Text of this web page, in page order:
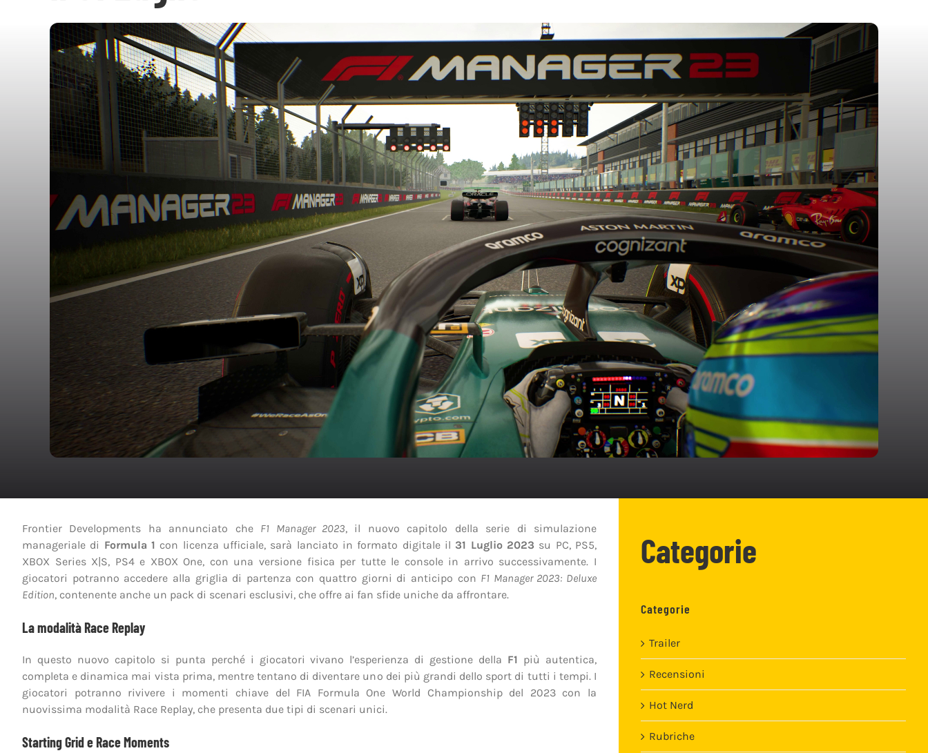
Frontier Developments ha annunciato che F1 Manager 2023, il nuovo capitolo della serie di simulazione
manageriale di Formula 1 con licenza ufficiale, sarà lanciato in formato digitale il31 Luglio 2023 su PC, PS5,
XBOX Series X|S, PS4 e XBOX One, con una versione fisica per tutte le console in arrivo successivamente. I
giocatori potranno accedere alla griglia di partenza con quattro giorni di anticipo con F1 Manager 2023: Deluxe
Edition, contenente anche un pack di scenari esclusivi, che offre ai fan sfide uniche da affrontare.
La modalità Race Replay
In questo nuovo capitolo si punta perché i giocatori vivano l’esperienza di gestione della F1 più autentica,
completa e dinamica mai vista prima, mentre tentano di diventare uno dei più grandi dello sport di tutti i tempi. I
giocatori potranno rivivere i momenti chiave del FIA Formula One World Championship del 2023 con la
nuovissima modalità Race Replay, che presenta due tipi di scenari unici.
Starting Grid e Race Moments
Categorie
Categorie
Trailer
Recensioni
Hot Nerd
Rubriche